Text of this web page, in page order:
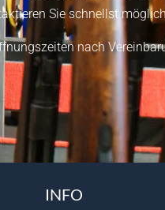
Sie schnellst
nach
INFO